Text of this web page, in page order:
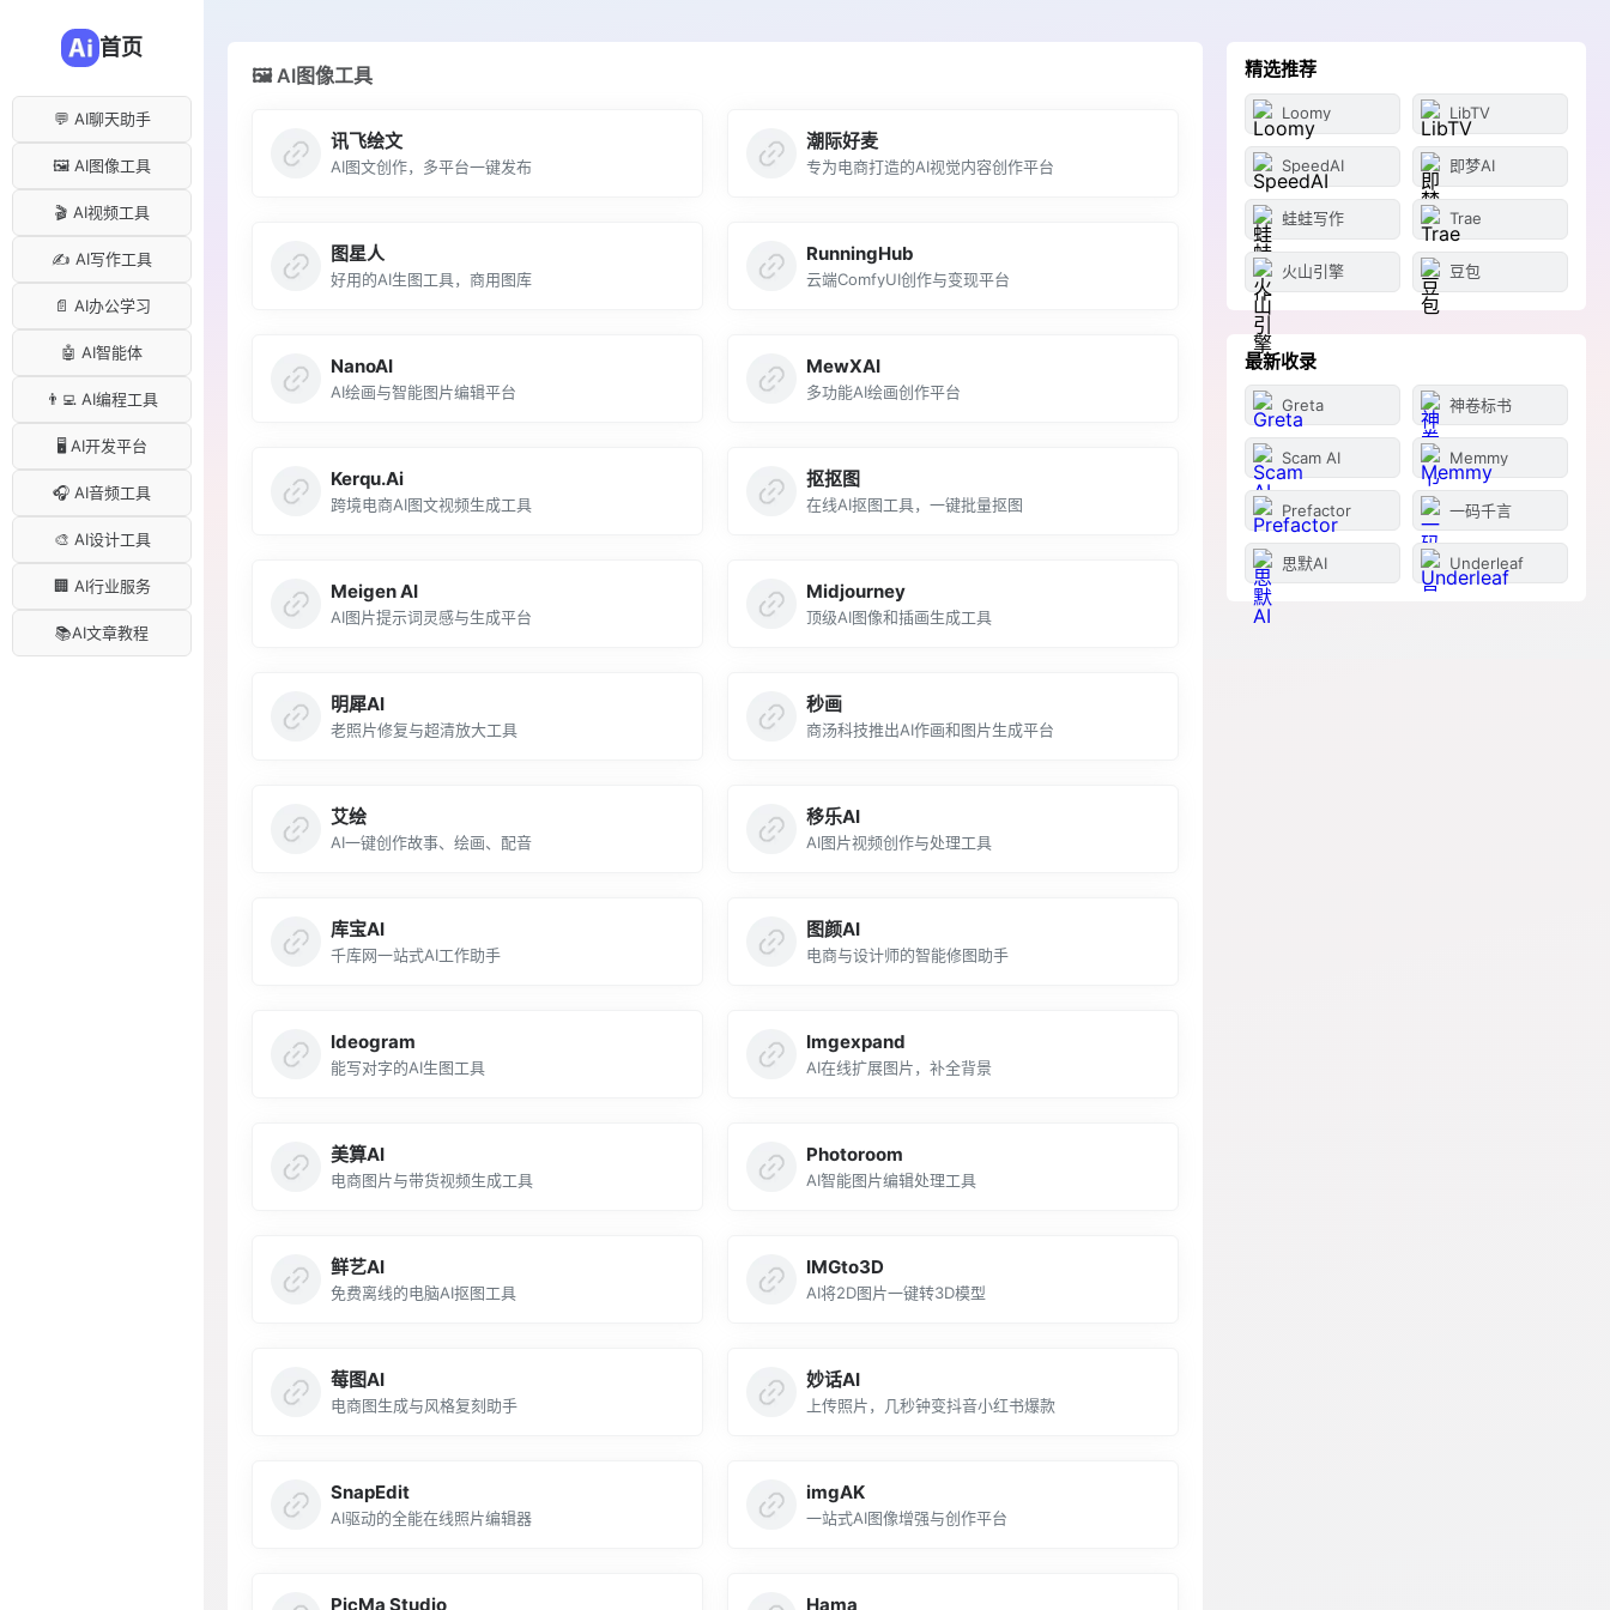
首页
💬 AI聊天助手
🖼️ AI图像工具
🎬 AI视频工具
✍️ AI写作工具
📄 AI办公学习
🤖 AI智能体
👨‍💻 AI编程工具
🖥️ AI开发平台
🎧 AI音频工具
🎨 AI设计工具
🏢 AI行业服务
📚AI文章教程
🖼️ AI图像工具
讯飞绘文
AI图文创作，多平台一键发布
潮际好麦
专为电商打造的AI视觉内容创作平台
图星人
好用的AI生图工具，商用图库
RunningHub
云端ComfyUI创作与变现平台
NanoAI
AI绘画与智能图片编辑平台
MewXAI
多功能AI绘画创作平台
Kerqu.Ai
跨境电商AI图文视频生成工具
抠抠图
在线AI抠图工具，一键批量抠图
Meigen AI
AI图片提示词灵感与生成平台
Midjourney
顶级AI图像和插画生成工具
明犀AI
老照片修复与超清放大工具
秒画
商汤科技推出AI作画和图片生成平台
艾绘
AI一键创作故事、绘画、配音
移乐AI
AI图片视频创作与处理工具
库宝AI
千库网一站式AI工作助手
图颜AI
电商与设计师的智能修图助手
Ideogram
能写对字的AI生图工具
Imgexpand
AI在线扩展图片，补全背景
美算AI
电商图片与带货视频生成工具
Photoroom
AI智能图片编辑处理工具
鲜艺AI
免费离线的电脑AI抠图工具
IMGto3D
AI将2D图片一键转3D模型
莓图AI
电商图生成与风格复刻助手
妙话AI
上传照片，几秒钟变抖音小红书爆款
SnapEdit
AI驱动的全能在线照片编辑器
imgAK
一站式AI图像增强与创作平台
PicMa Studio Hama
精选推荐
Loomy LibTV
SpeedAI 即梦AI
蛙蛙写作 Trae
火山引擎 豆包
最新收录
Greta 神卷标书
Scam AI Memmy
Prefactor 一码千言
思默AI Underleaf